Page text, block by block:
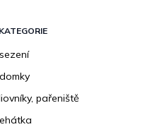
pařeniště